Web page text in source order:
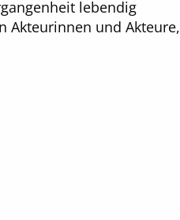
lebendig
Akteurinnen und Akteure,